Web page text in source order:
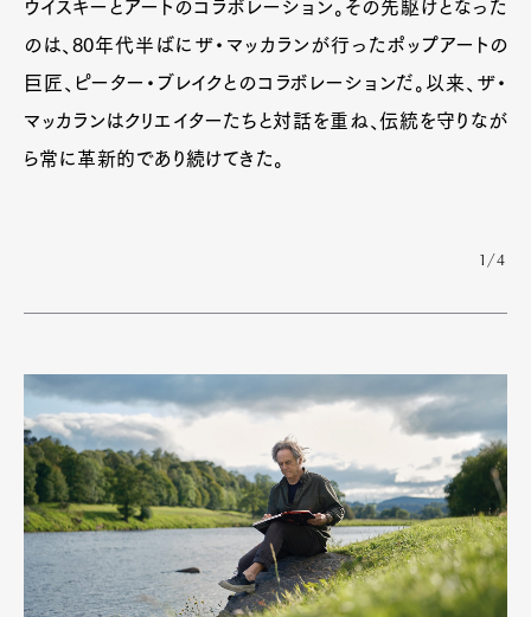
ウイスキーとアートのコラボレーション。その先駆けとなった
のは、80年代半ばにザ・マッカランが行ったポップアートの
巨匠、ピーター・ブレイクとのコラボレーションだ。以来、ザ・
マッカランはクリエイターたちと対話を重ね、伝統を守りなが
ら常に革新的であり続けてきた。
1/4